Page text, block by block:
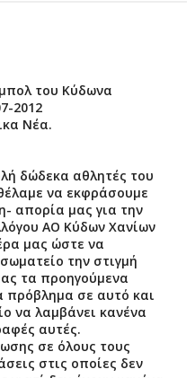
του Κύδωνα
2012
Νέα.
δώδεκα αθλητές του
να εκφράσουμε
απορία μας για την
ΑΟ Κύδων Χανίων
μας ώστε να
την στιγμή
τα προηγούμενα
πρόβλημα σε αυτό και
να λαμβάνει κανένα
αυτές.
σε όλους τους
στις οποίες δεν